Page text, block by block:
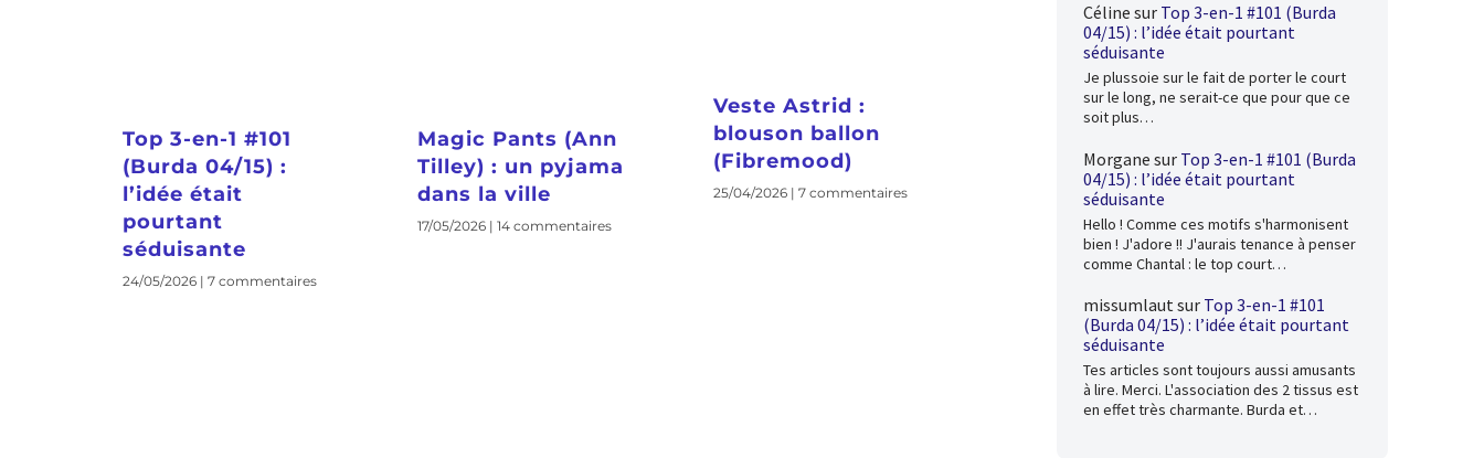
Top 3-en-1 #101
(Burda 04/15) :
l’idée était
pourtant
séduisante
24/05/2026 7 commentaires
Magic Pants (Ann
Tilley) : un pyjama
dans la ville
17/05/2026 14 commentaires
Veste Astrid :
blouson ballon
(Fibremood)
25/04/2026 7 commentaires
Céline sur Top 3-en-1 #101 (Burda
04/15) : l’idée était pourtant
séduisante
Je plussoie sur le fait de porter le court
sur le long, ne serait-ce que pour que ce
soit plus…
Morgane sur Top 3-en-1 #101 (Burda
04/15) : l’idée était pourtant
séduisante
Hello ! Comme ces motifs s'harmonisent
bien ! J'adore !! J'aurais tenance à penser
comme Chantal : le top court…
missumlautsur Top 3-en-1 #101
(Burda 04/15) : l’idée était pourtant
séduisante
Tes articles sont toujours aussi amusants
à lire. Merci. L'association des 2 tissus est
en effet très charmante. Burda et…